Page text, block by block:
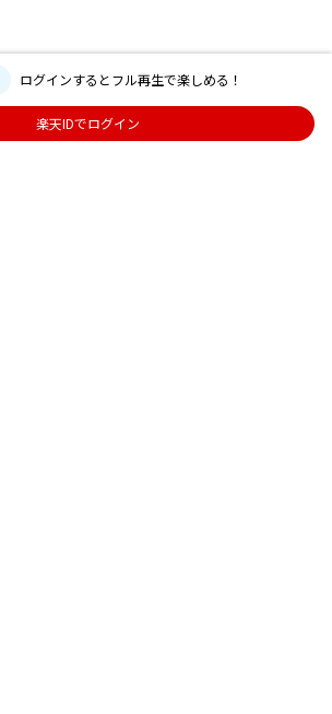
ログインするとフル再生で楽しめる！
楽天IDでログイン